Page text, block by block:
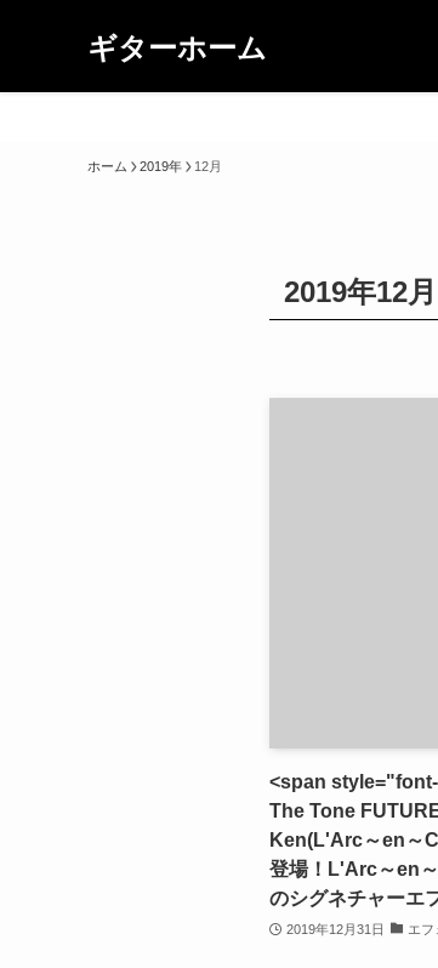
ギターホーム
ホーム 2019年 12月
2019年12月
<span
The Tone
Ken(L'Arc～en～
登場！L'Arc～en
のシグネチャーエ
2019年12月31日 エ